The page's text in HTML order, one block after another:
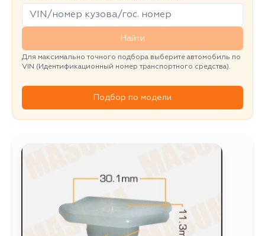
Найти
Для максимально точного подбора выберите автомобиль по
VIN (Идентификационный номер транспортного средства).
Подбор по модели